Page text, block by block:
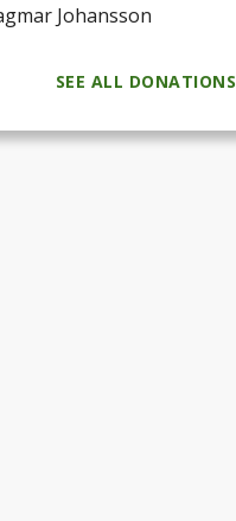
Johansson
SEE ALL DONATIONS